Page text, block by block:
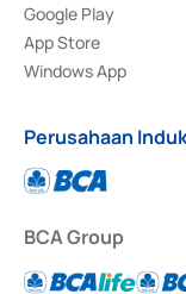
Google Play
App Store
Windows App
Perusahaan
BCA Group